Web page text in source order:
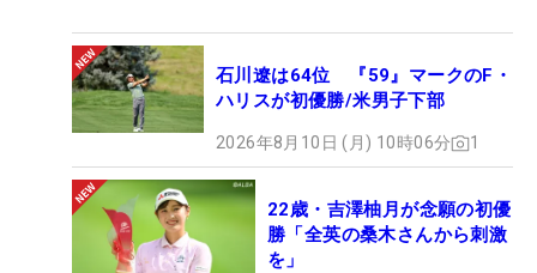
石川遼は64位 『59』マークのF・
ハリスが初優勝/米男子下部
2026年8月10日 (月) 10時06分 1
22歳・吉澤柚月が念願の初優
勝「全英の桑木さんから刺激
を」